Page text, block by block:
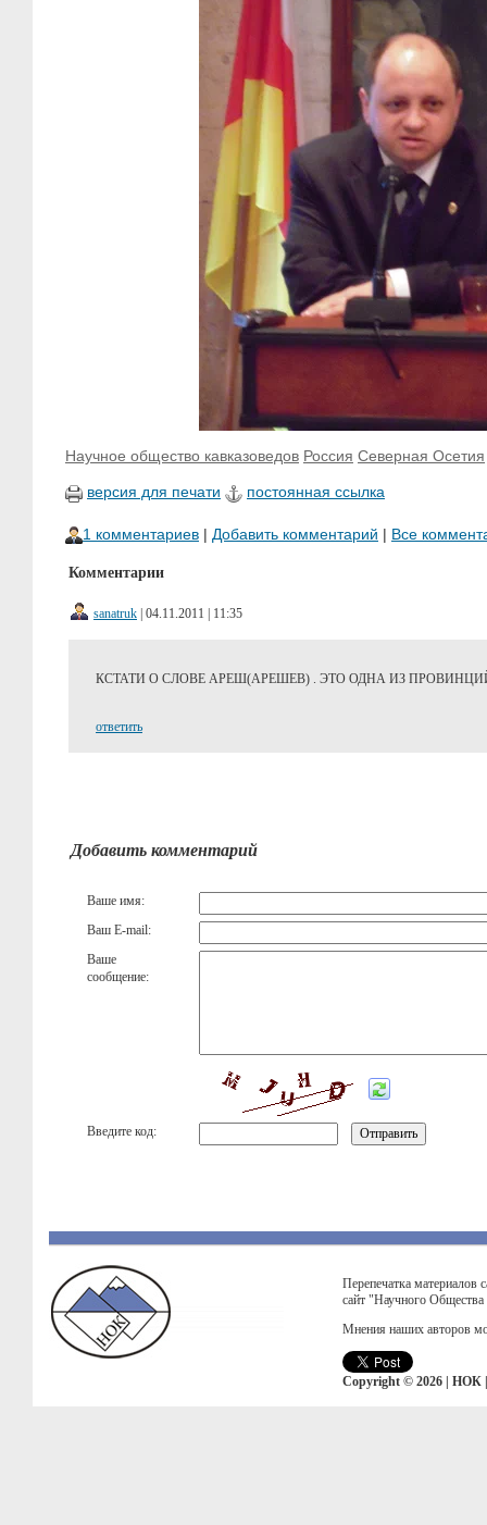
Научное общество кавказоведов Россия Северная Осетия
версия для печати постоянная ссылка
1 комментариев | Добавить комментарий | Все
Комментарии
sanatruk | 04.11.2011 | 11:35
КСТАТИ О СЛОВЕ АРЕШ(АРЕШЕВ) . ЭТО ОДНА ИЗ
ответить
Добавить комментарий
Ваше имя:
Ваш E-mail:
Ваше
сообщение:
Введите код:
Перепечатка материалов
сайт "Научного
Мнения наших авторов
Copyright © 2026 | НОК